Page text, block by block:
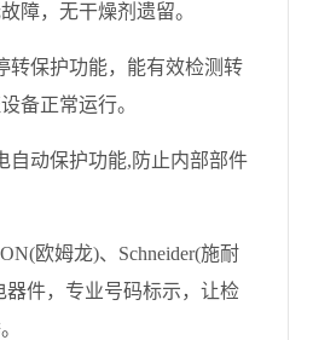
障，无干燥剂遗留。
转保护功能，能有效检测转
备正常运行。
自动保护功能, 防止内部部件
欧姆龙)、 Schneider(施耐
器件，专业号码标示，让检